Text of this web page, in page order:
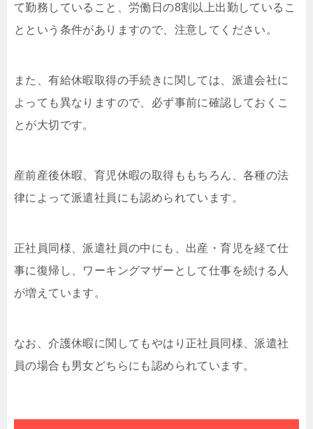
て勤務していること、労働日の8割以上出勤しているこ
とという条件がありますので、注意してください。
また、有給休暇取得の手続きに関しては、派遣会社に
よっても異なりますので、必ず事前に確認しておくこ
とが大切です。
産前産後休暇、育児休暇の取得ももちろん、各種の法
律によって派遣社員にも認められています。
正社員同様、派遣社員の中にも、出産・育児を経て仕
事に復帰し、ワーキングマザーとして仕事を続ける人
が増えています。
なお、介護休暇に関してもやはり正社員同様、派遣社
員の場合も男女どちらにも認められています。